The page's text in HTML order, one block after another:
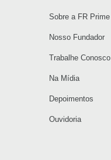
Sobre a FR Prime
Nosso Fundador
Trabalhe Conosco
Na Mídia
Depoimentos
Ouvidoria